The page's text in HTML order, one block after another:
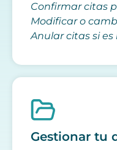
Confirmar citas
Modificar o
Anular citas si es
Gestionar tu